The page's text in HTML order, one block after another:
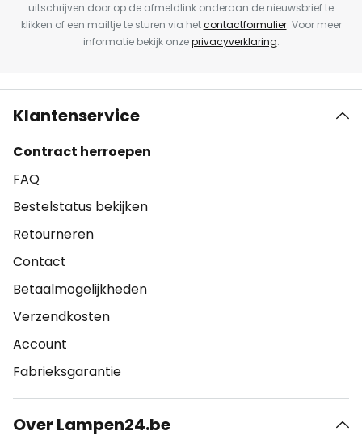
uitschrijven door op de afmeldlink onderaan de nieuwsbrief te
klikken of een mailtje te sturen via hetcontactformulier. Voor meer
informatie bekijk onzeprivacyverklaring.
Klantenservice
Contract herroepen
FAQ
Bestelstatus bekijken
Retourneren
Contact
Betaalmogelijkheden
Verzendkosten
Account
Fabrieksgarantie
Over Lampen24.be